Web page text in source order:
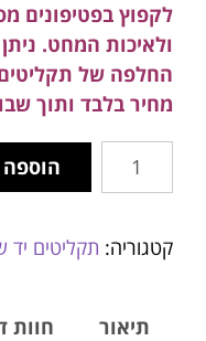
לקפוץ בפטיפונים
ולאיכות המחט.
החלפה של
מחיר בלבד ותוך
קטגוריה: תקליטים יד
תיאור חוות